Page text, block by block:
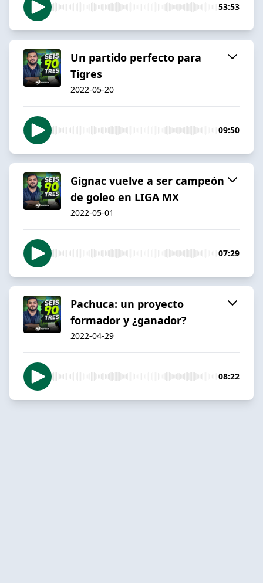
53:53
Un partido perfecto para
Tigres
2022-05-20
09:50
Gignac vuelve a ser campeón
de goleo en LIGA MX
2022-05-01
07:29
Pachuca: un proyecto
formador y ¿ganador?
2022-04-29
08:22